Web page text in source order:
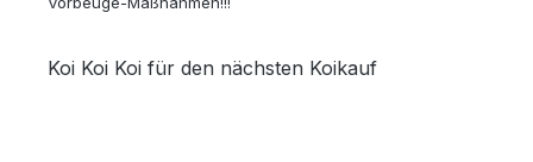
Koi Koi Koi für den nächsten Koikauf